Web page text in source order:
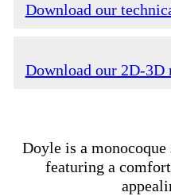
Download our
Download our 2D-3D
Doyle is a
featuring a